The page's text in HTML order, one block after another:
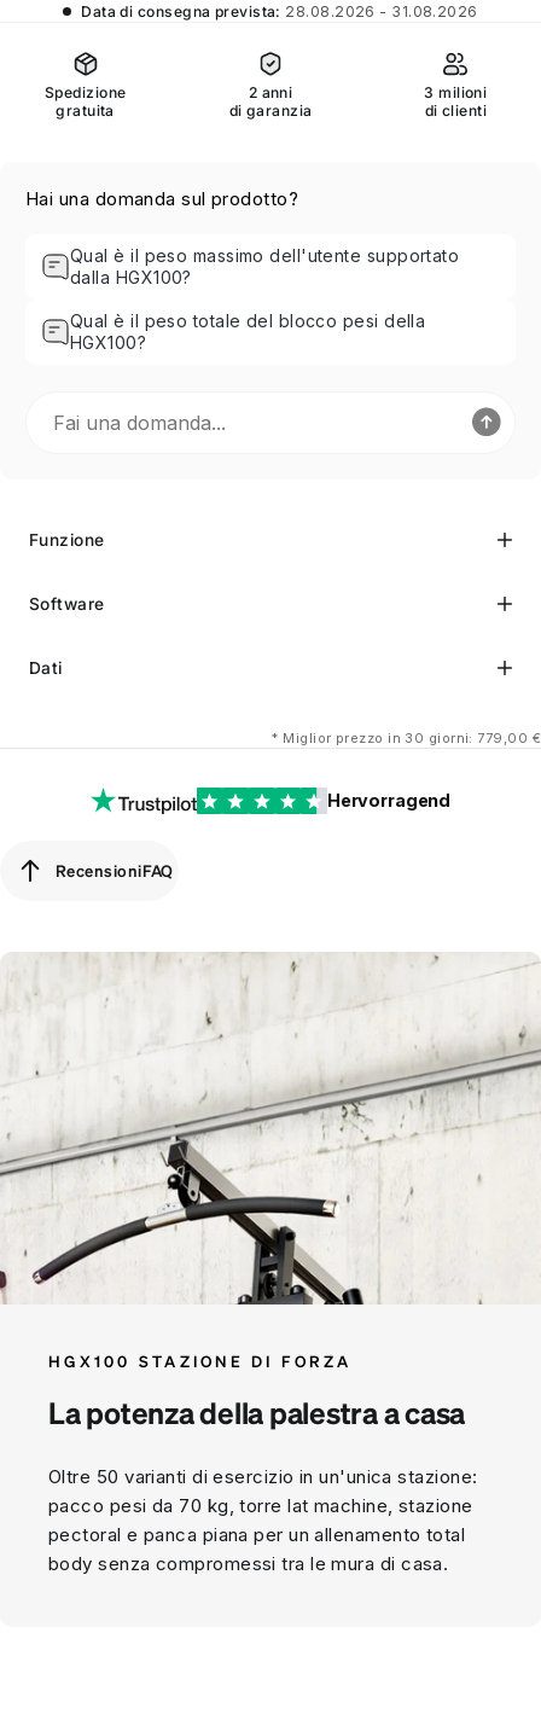
Data di consegna prevista: 28.08.2026 - 31.08.2026
Spedizione
gratuita
2 anni
di garanzia
3 milioni
di clienti
Hai una domanda sul prodotto?
Qual è il peso massimo dell'utente supportato
dalla HGX100?
Qual è il peso totale del blocco pesi della
HGX100?
Funzione
Software
Dati
* Miglior prezzo in 30 giorni: 779,00 €
Hervorragend
RecensioniFAQ
HGX100 STAZIONE DI FORZA
La potenza della palestra a casa
Oltre 50 varianti di esercizio in un'unica stazione:
pacco pesi da 70 kg, torre lat machine, stazione
pectoral e panca piana per un allenamento total
body senza compromessi tra le mura di casa.